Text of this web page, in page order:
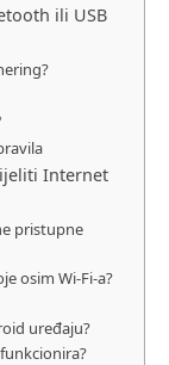
ili USB
Internet
pristupne
osim Wi-Fi-a?
uređaju?